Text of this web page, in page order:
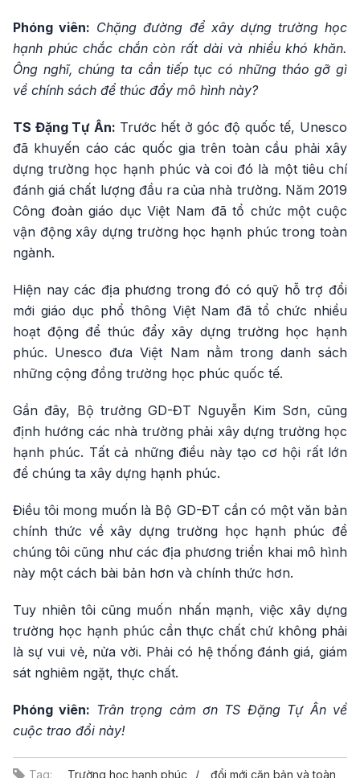
Phóng viên: Chặng đường để xây dựng trường học
hạnh phúc chắc chắn còn rất dài và nhiều khó khăn.
Ông nghĩ, chúng ta cần tiếp tục có những tháo gỡ gì
về chính sách để thúc đẩy mô hình này?
TS Đặng Tự Ân: Trước hết ở góc độ quốc tế, Unesco
đã khuyến cáo các quốc gia trên toàn cầu phải xây
dựng trường học hạnh phúc và coi đó là một tiêu chí
đánh giá chất lượng đầu ra của nhà trường. Năm 2019
Công đoàn giáo dục Việt Nam đã tổ chức một cuộc
vận động xây dựng trường học hạnh phúc trong toàn
ngành.
Hiện nay các địa phương trong đó có quỹ hỗ trợ đổi
mới giáo dục phổ thông Việt Nam đã tổ chức nhiều
hoạt động để thúc đẩy xây dựng trường học hạnh
phúc. Unesco đưa Việt Nam nằm trong danh sách
những cộng đồng trường học phúc quốc tế.
Gần đây, Bộ trưởng GD-ĐT Nguyễn Kim Sơn, cũng
định hướng các nhà trường phải xây dựng trường học
hạnh phúc. Tất cả những điều này tạo cơ hội rất lớn
để chúng ta xây dựng hạnh phúc.
Điều tôi mong muốn là Bộ GD-ĐT cần có một văn bản
chính thức về xây dựng trường học hạnh phúc để
chúng tôi cũng như các địa phương triển khai mô hình
này một cách bài bản hơn và chính thức hơn.
Tuy nhiên tôi cũng muốn nhấn mạnh, việc xây dựng
trường học hạnh phúc cần thực chất chứ không phải
là sự vui vẻ, nửa vời. Phải có hệ thống đánh giá, giám
sát nghiêm ngặt, thực chất.
Phóng viên: Trân trọng cảm ơn TS Đặng Tự Ân về
cuộc trao đổi này!
Tag: Trường học hạnh phúc đổi mới căn bản và toàn